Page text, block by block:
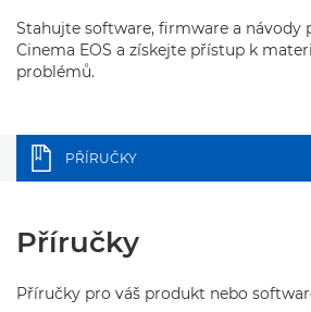
Stahujte software, firmware a návody
Cinema EOS a získejte přístup k
problémů.
PŘÍRUČKY
Příručky
Příručky pro váš produkt nebo